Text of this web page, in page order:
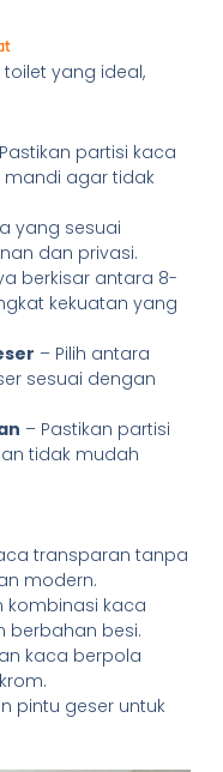
yang ideal,
partisi kaca
mandi agar tidak
yang sesuai
dan privasi.
berkisar antara 8-
kekuatan yang
– Pilih antara
sesuai dengan
– Pastikan partisi
tidak mudah
transparan tanpa
modern.
kaca
berbahan besi.
kaca berpola
pintu geser untuk